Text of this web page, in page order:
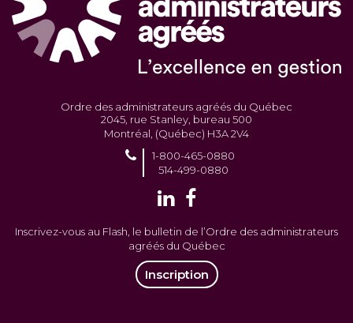
Ordre des administrateurs agréés du Québec
2045, rue Stanley, bureau 500
Montréal, (Québec) H3A 2V4
1-800-465-0880
514-499-0880
Inscrivez-vous au Flash, le bulletin de l’Ordre des administrateurs
agréés du Québec
Inscription